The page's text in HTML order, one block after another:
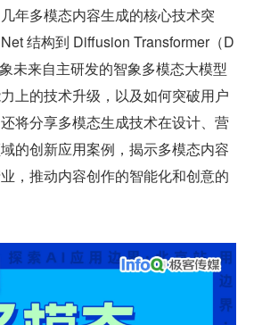
年多模态内容生成的核心技术突
结构到 Diffusion Transformer（D
未来自主研发的智象多模态大模型
上的技术升级，以及如何突破用户
将分享多模态生成技术在设计、营
的创新应用案例，揭示多模态内容
，推动内容创作的智能化和创意的